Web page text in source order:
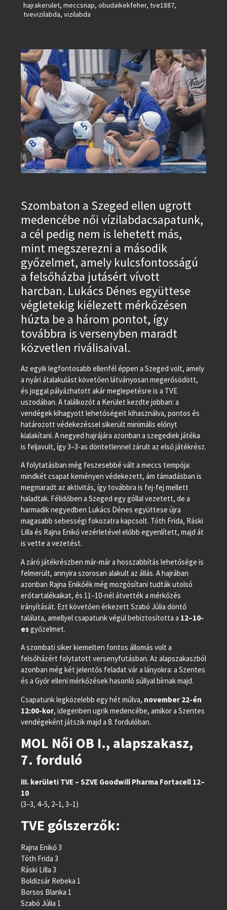
hajrakerulet, meccsnap, obudaikekfeher, tve1887,
tvevizilabda, vizilabda
Szombaton a Szeged ellen ugrott
medencébe női vízilabdacsapatunk,
a cél pedig nem is lehetett más,
mint megszerezni a második
győzelmet, amely kulcsfontosságú
a felsőházba jutásért vívott
harcban. Lukács Dénes együttese
végletekig kiélezett mérkőzésen
húzta be a három pontot, így
továbbra is versenyben maradt
közvetlen riválisaival.
Az egyik legfontosabb ellenfél éppen a Szeged volt, amely
a nyári átalakulást követően látványosan megerősödött,
és joggal pályázhatott akár meglepetésre is a TVE
uszodában. A találkozót a Kerület kezdte jobban: a
vendégek kihagyott lehetőségeit kihasználva, pontos és
határozott védekezéssel sikerült minimális előnyt
kialakítani. A negyed hajrájára azonban a szegediek játéka
is feljavult, így 3–3-as döntetlennel zárult az első játékrész.
A folytatásban még feszesebbé vált a meccs tempója:
mindkét csapat keményen védekezett, ám támadásban is
megmaradt az aktivitás, így továbbra is fej-fej mellett
haladtak. Félidőben a Szeged egy góllal vezetett, de a
harmadik negyedben Lukács Dénes együttese újra
magasabb sebességi fokozatra kapcsolt. Tóth Frida, Ráski
Lilla és Rajna Enikő vezérletével előbb egyenlített, majd át
is vette a vezetést.
A záró játékrészben már-már a hosszabbítás lehetősége is
felmerült, annyira szorosan alakult az állás. A hajrában
azonban Rajna Enikőék még mozgósítani tudták utolsó
erőtartalékaikat, és 11–10-nél átvették a mérkőzés
irányítását. Ezt követően érkezett Szabó Júlia döntő
találata, amellyel csapatunk végül bebiztosította a 12–10-
esgyőzelmet.
A szombati siker kiemelten fontos állomás volt a
felsőházért folytatott versenyfutásban. Az alapszakaszból
azonban még két jelentős feladat vár a lányokra: a Szentes
és a Győr elleni mérkőzések hasonló súllyal bírnak majd.
Csapatunk legközelebb egy hét múlva, november 22-én
12:00-kor, idegenben ugrik medencébe, amikor a Szentes
vendégeként játszik majd a 8. fordulóban.
MOL Női OB I., alapszakasz,
7. forduló
III. kerületi TVE – SZVE Goodwill Pharma Fortacell 12–
10
(3–3, 4–5, 2–1, 3–1)
TVE gólszerzők:
Rajna Enikő 3
Tóth Frida 3
Ráski Lilla 3
Boldizsár Rebeka 1
Borsos Blanka 1
Szabó Júlia 1